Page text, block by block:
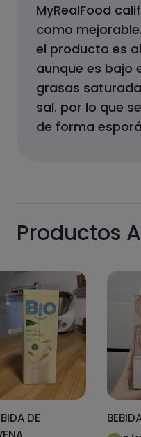
MyRealFood
como mejorable.
el producto es
aunque es bajo
grasas
sal. por lo que
de forma
Productos
DE